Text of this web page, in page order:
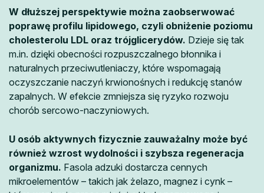
W dłuższej perspektywie można zaobserwować
poprawę profilu lipidowego, czyli obniżenie poziomu
cholesterolu LDL oraz trójglicerydów. Dzieje się tak
m.in. dzięki obecności rozpuszczalnego błonnika i
naturalnych przeciwutleniaczy, które wspomagają
oczyszczanie naczyń krwionośnych i redukcję stanów
zapalnych. W efekcie zmniejsza się ryzyko rozwoju
chorób sercowo-naczyniowych.
U osób aktywnych fizycznie zauważalny może być
również wzrost wydolności i szybsza regeneracja
organizmu. Fasola adzuki dostarcza cennych
mikroelementów – takich jak żelazo, magnez i cynk –